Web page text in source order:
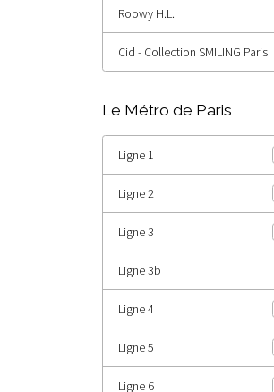
Roowy H.L.
Cid - Collection SMILING Paris
Le Métro de Paris
Ligne 1
Ligne 2
Ligne 3
Ligne 3b
Ligne 4
Ligne 5
Ligne 6